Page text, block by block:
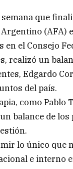
que
(AFA)
en el Consejo
realizó un
Edgardo
del país.
como Pablo
balance de
lo único que
e interno